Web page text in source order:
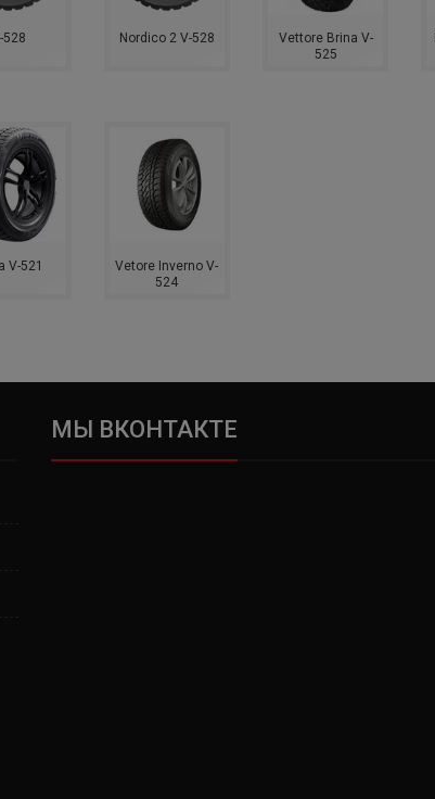
528 Nordico 2 V-528
Vettore Brina V-
525
V-521
Vetore Inverno V-
524
МЫ ВКОНТАКТЕ